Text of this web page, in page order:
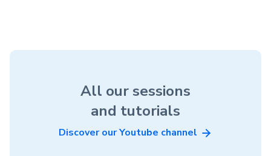
All our sessions
and tutorials
Discover our Youtube channel